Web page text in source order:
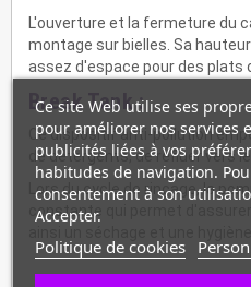
L'ouverture et la fermeture du
montage sur bielles. Sa
assez d'espace pour des plats
Break Tank :
Ce dispositif anti-pollution
de détergents, de refluer vers
Lors du cycle de rinçage, la
constante qui permet
Ce site Web utilise ses
pour améliorer nos services
publicités liées à vos
habitudes de navigation.
consentement à son
Accepter.
Politique de cookies